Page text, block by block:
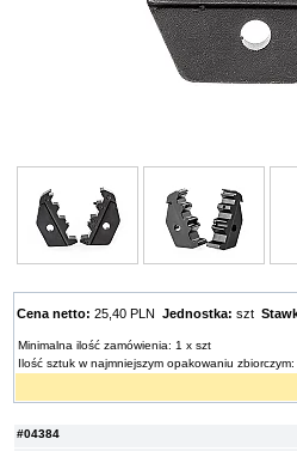
#04384
Cena netto: 25,40 PLNJednostka: szt
Minimalna ilość zamówienia: 1 x szt
Ilość sztuk w najmniejszym opakowaniu